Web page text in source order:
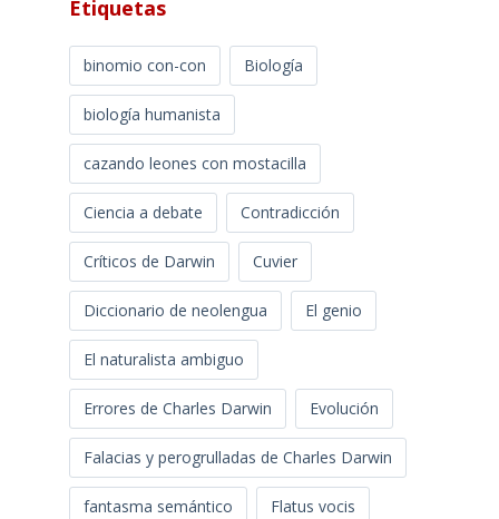
Etiquetas
binomio con-con Biología
biología humanista
cazando leones con mostacilla
Ciencia a debate Contradicción
Críticos de Darwin Cuvier
Diccionario de neolengua El genio
El naturalista ambiguo
Errores de Charles Darwin Evolución
Falacias y perogrulladas de Charles Darwin
fantasma semántico Flatus vocis